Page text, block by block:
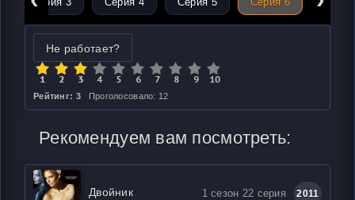
Не работает?
Рейтинг: 3 Проголосовало: 12
Рекомендуем вам посмотреть:
Двойник 1 сезон 22 серия 2011